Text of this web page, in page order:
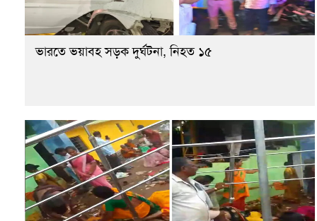
ভারতে ভয়াবহ সড়ক দুর্ঘটনা, নিহত ১৫